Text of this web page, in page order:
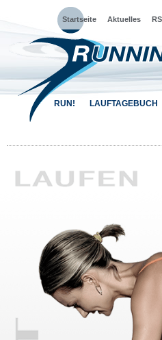
Startseite Aktuelles
RUN! LAUFTAGEBUCH